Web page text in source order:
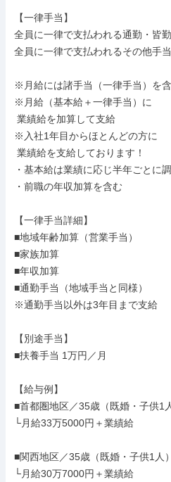
【一律手当】
全員に一律で支払われる通勤・皆
全員に一律で支払われるその他手
※月給には諸手当（一律手当）を
※月給（基本給＋一律手当）に
※入社1年目からほとんどの方に
・基本給は業績に応じ半年ごとに
・前職の年収加算を含む
【一律手当詳細】
■地域年齢加算（営業手当）
■家族加算
■年収加算
■通勤手当（地域手当と同様）
※通勤手当以外は3年目まで支給
【別途手当】
■扶養手当 1万円／月
【給与例】
■首都圏地区／35歳（既婚・子供1人
└月給33万5000円＋業績給
■関西地区／35歳（既婚・子供1人）
└月給30万7000円＋業績給